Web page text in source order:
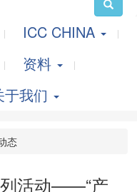
ICC CHINA
资料
于我们
态
列活动——“产